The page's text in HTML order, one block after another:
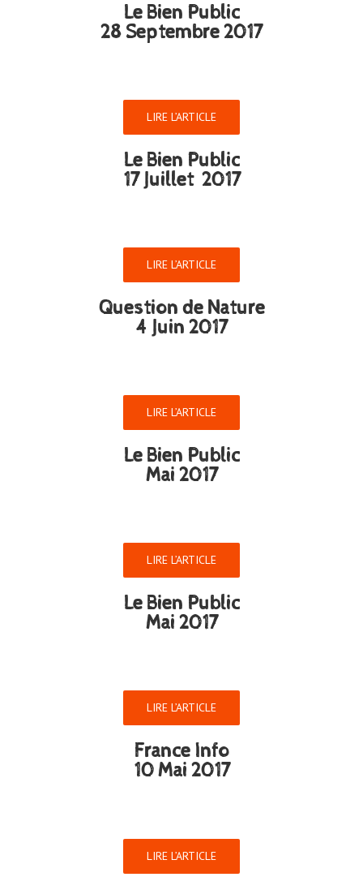
Le Bien Public
28 Septembre 2017
LIRE L’ARTICLE
Le Bien Public
17 Juillet 2017
LIRE L’ARTICLE
Question de Nature
4 Juin 2017
LIRE L’ARTICLE
Le Bien Public
Mai 2017
LIRE L’ARTICLE
Le Bien Public
Mai 2017
LIRE L’ARTICLE
France Info
10 Mai 2017
LIRE L’ARTICLE